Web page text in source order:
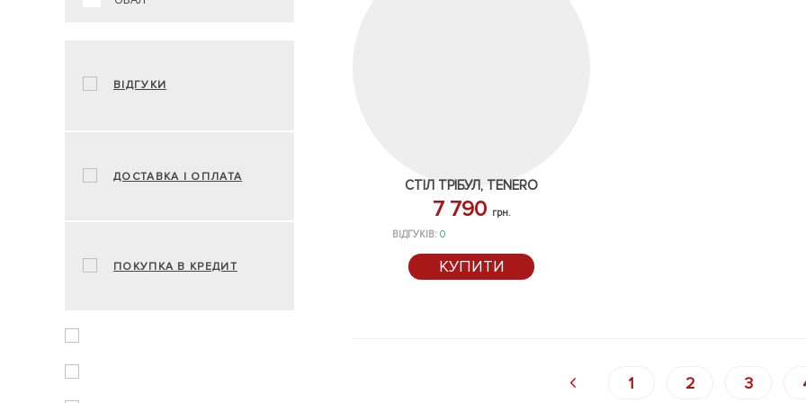
ВІДГУКИ
ДОСТАВКА І ОПЛАТА
ПОКУПКА В КРЕДИТ
СТІЛ ТРІБУЛ, TENERO
7 790 грн.
ВІДГУКІВ: 0
КУПИТИ
1 2 3